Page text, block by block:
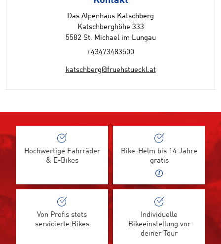
Das Alpenhaus Katschberg
Katschberghöhe 333
5582 St. Michael im Lungau
+43473483500
katschberg@fruehstueckl.at
Hochwertige Fahrräder
& E-Bikes
Bike-Helm bis 14 Jahre
gratis
Von Profis stets
servicierte Bikes
Individuelle
Bikeeinstellung vor
deiner Tour